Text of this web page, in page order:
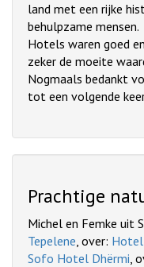
land met een rijke
behulpzame mensen.
Hotels waren goed
zeker de moeite
Nogmaals bedankt
tot een volgende
Prachtige
Michel en Femke uit
Tepelene, over: Hotel
Sofo Hotel Dhërmi,